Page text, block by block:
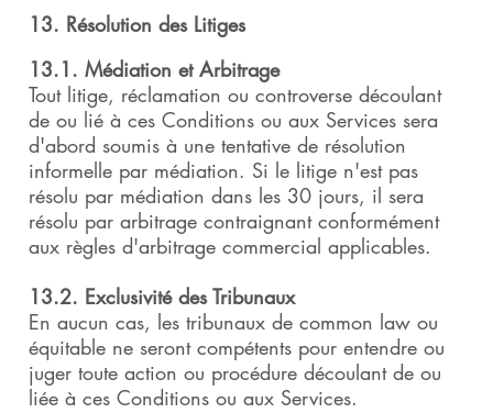
13. Résolution des Litiges
13.1. Médiation et Arbitrage
Tout litige, réclamation ou controverse découlant
de ou lié à ces Conditions ou aux Services sera
d'abord soumis à une tentative de résolution
informelle par médiation. Si le litige n'est pas
résolu par médiation dans les 30 jours, il sera
résolu par arbitrage contraignant conformément
aux règles d'arbitrage commercial applicables.
13.2. Exclusivité des Tribunaux
En aucun cas, les tribunaux de common law ou
équitable ne seront compétents pour entendre ou
juger toute action ou procédure découlant de ou
liée à ces Conditions ou aux Services.